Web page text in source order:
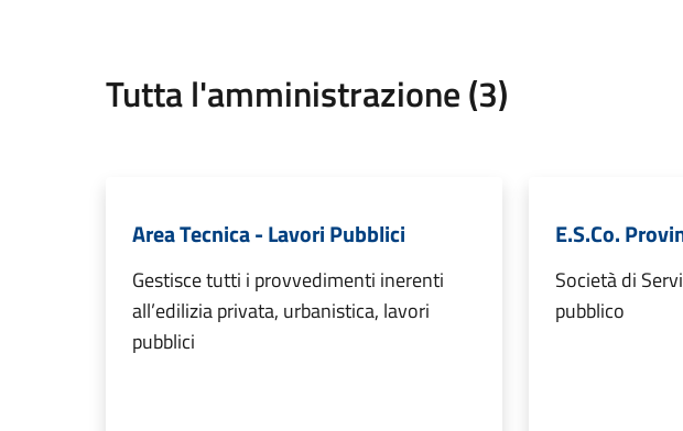
Tutta l'amministrazione (3)
Area Tecnica - Lavori Pubblici
Gestisce tutti i provvedimenti inerenti
all’edilizia privata, urbanistica, lavori
pubblici
E.S.Co.
Società di
pubblico